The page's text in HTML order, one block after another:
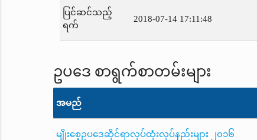
ပြင်ဆင်သည့်
ရက်
2018-07-14 17:11:48
ဥပဒေ စာရွက်စာတမ်းများ
အမည်
မျိုးစေ့ဥပဒေဆိုင်ရာလုပ်ထုံးလုပ်နည်းများ ၂၀၁၆